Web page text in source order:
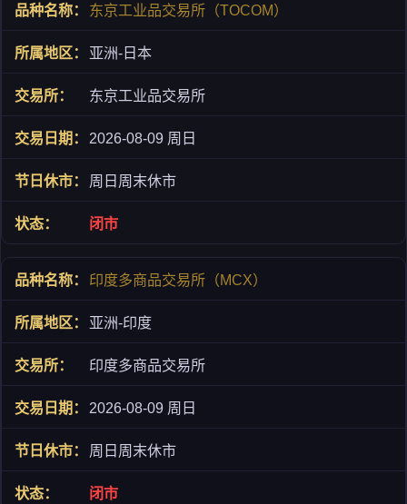
东京工业品交易所（TOCOM）
亚洲-日本
东京工业品交易所
2026-08-09 周日
周日周末休市
闭市
印度多商品交易所（MCX）
亚洲-印度
印度多商品交易所
2026-08-09 周日
周日周末休市
闭市